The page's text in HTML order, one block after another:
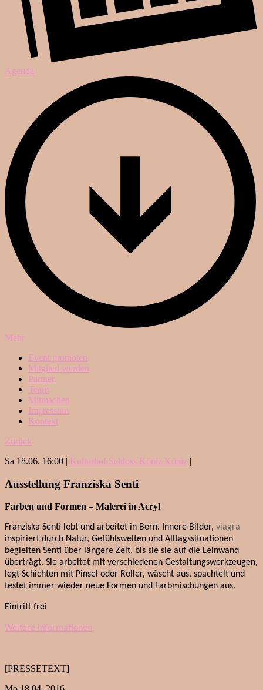
Agenda
Mehr
Event promoten
Mitglied werden
Partner
Team
Mitmachen
Impressum
Kontakt
Zurück
Sa 18.06. 16:00 | Kulturhof Schloss Köniz Köniz |
Ausstellung Franziska Senti
Farben und Formen – Malerei in Acryl
Franziska Senti lebt und arbeitet in Bern. Innere Bilder, viagra
inspiriert durch Natur, Gefühlswelten und Alltagssituationen
begleiten Senti über längere Zeit, bis sie sie auf die Leinwand
überträgt. Sie arbeitet mit verschiedenen Gestaltungswerkzeugen,
legt Schichten mit Pinsel oder Roller, wäscht aus, spachtelt und
testet immer wieder neue Formen und Farbmischungen aus.
Eintritt frei
Weitere Informationen
[PRESSETEXT]